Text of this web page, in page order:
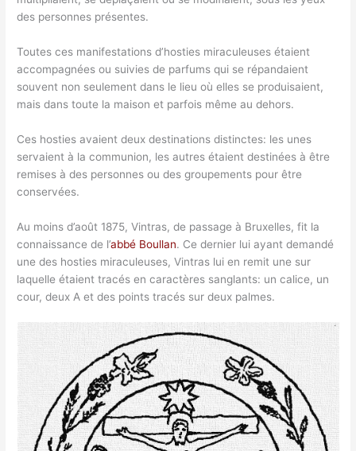
des personnes présentes.
Toutes ces manifestations d’hosties miraculeuses étaient
accompagnées ou suivies de parfums qui se répandaient
souvent non seulement dans le lieu où elles se produisaient,
mais dans toute la maison et parfois même au dehors.
Ces hosties avaient deux destinations distinctes: les unes
servaient à la communion, les autres étaient destinées à être
remises à des personnes ou des groupements pour être
conservées.
Au moins d’août 1875, Vintras, de passage à Bruxelles, fit la
connaissance de l’abbé Boullan. Ce dernier lui ayant demandé
une des hosties miraculeuses, Vintras lui en remit une sur
laquelle étaient tracés en caractères sanglants: un calice, un
cour, deux A et des points tracés sur deux palmes.